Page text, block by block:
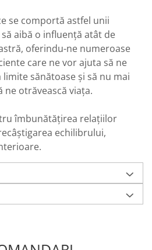
se comportă astfel unii
aibă o influență atât de
oferindu-ne numeroase
care ne vor ajuta să ne
sănătoase și să nu mai
otrăvească viața.
îmbunătățirea relațiilor
echilibrului,